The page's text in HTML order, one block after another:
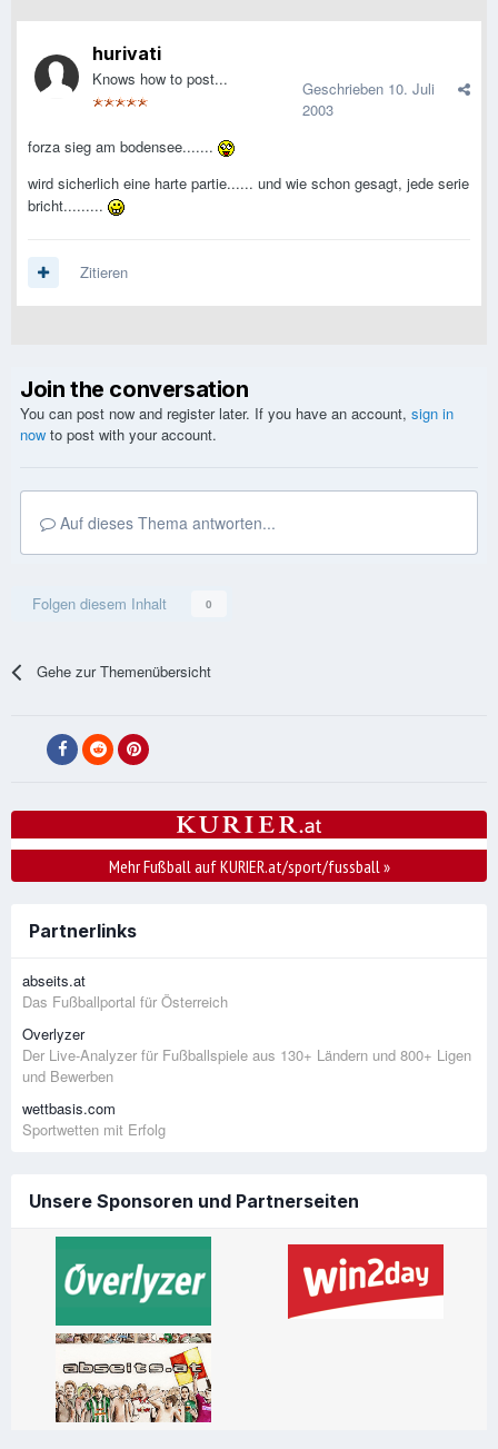
hurivati
Knows how to post... Geschrieben 10. Juli
2003
forza sieg am bodensee.......
wird sicherlich eine harte partie...... und wie schon gesagt, jede serie
bricht.........
Zitieren
Join the conversation
You can post now and register later. If you have an account, sign in
now to post with your account.
Auf dieses Thema antworten...
Folgen diesem Inhalt 0
Gehe zur Themenübersicht
Mehr Fußball auf KURIER.at/sport/fussball»
Partnerlinks
abseits.at
Das Fußballportal für Österreich
Overlyzer
Der Live-Analyzer für Fußballspiele aus 130+ Ländern und 800+ Ligen
und Bewerben
wettbasis.com
Sportwetten mit Erfolg
Unsere Sponsoren und Partnerseiten